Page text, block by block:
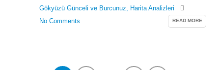
Gökyüzü Günceli ve Burcunuz, Harita Analizleri
No Comments
READ MORE